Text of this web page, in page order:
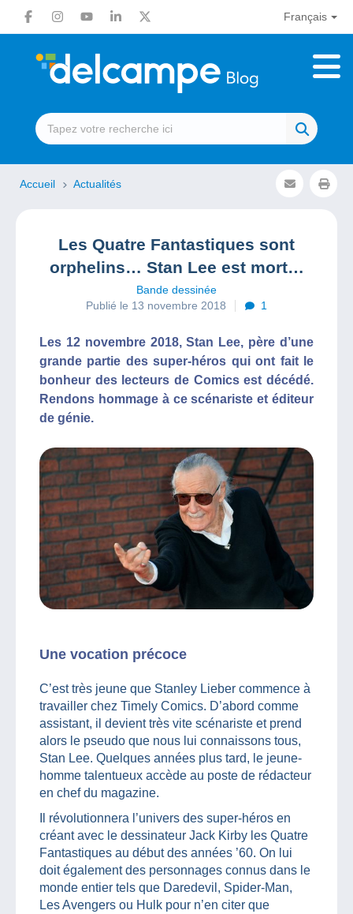
Français
Accueil Actualités
Les Quatre Fantastiques sont
orphelins… Stan Lee est mort…
Bande dessinée
Publié le 13 novembre 2018
1
Les 12 novembre 2018, Stan Lee, père d’une
grande partie des super-héros qui ont fait le
bonheur des lecteurs de Comics est décédé.
Rendons hommage à ce scénariste et éditeur
de génie.
Une vocation précoce
C’est très jeune que Stanley Lieber commence à
travailler chez Timely Comics. D’abord comme
assistant, il devient très vite scénariste et prend
alors le pseudo que nous lui connaissons tous,
Stan Lee. Quelques années plus tard, le jeune-
homme talentueux accède au poste de rédacteur
en chef du magazine.
Il révolutionnera l’univers des super-héros en
créant avec le dessinateur Jack Kirby les Quatre
Fantastiques au début des années ’60. On lui
doit également des personnages connus dans le
monde entier tels que Daredevil, Spider-Man,
Les Avengers ou Hulk pour n’en citer que